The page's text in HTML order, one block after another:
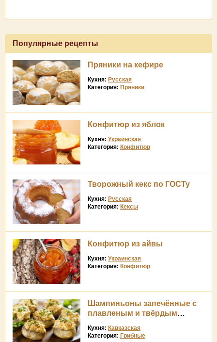
Популярные рецепты
Пряники на кефире
Кухня: Русская
Категория: Пряники
Конфитюр из яблок
Кухня: Украинская
Категория: Конфитюр
Творожный кекс по ГОСТу
Кухня: Русская
Категория: Кексы
Конфитюр из айвы
Кухня: Украинская
Категория: Конфитюр
Шампиньоны запечённые с
плавленым и твёрдым
Кухня: Кавказская
Категория: Грибные